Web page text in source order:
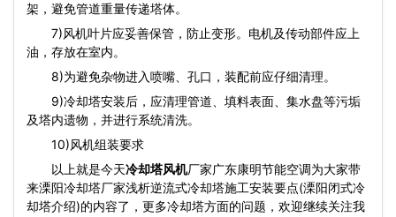
架，避免管道重量传递塔体。
7)风机叶片应妥善保管，防止变形。电机及传动部件应上
油，存放在室内。
8)为避免杂物进入喷嘴、孔口，装配前应仔细清理。
9)冷却塔安装后，应清理管道、填料表面、集水盘等污垢
及塔内遗物，并进行系统清洗。
10)风机组装要求
以上就是今天冷却塔风机厂家广东康明节能空调为大家带
来溧阳冷却塔厂家浅析逆流式冷却塔施工安装要点(溧阳闭式冷
却塔介绍)的内容了，更多冷却塔方面的问题，欢迎继续关注我